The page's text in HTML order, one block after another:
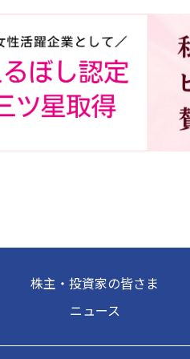
株主・投資家の皆さま
ニュース